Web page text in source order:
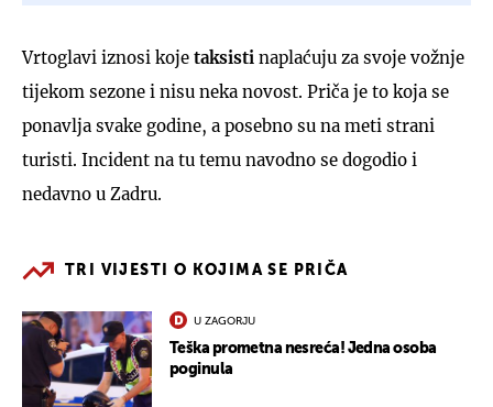
Vrtoglavi iznosi koje taksisti naplaćuju za svoje vožnje
tijekom sezone i nisu neka novost. Priča je to koja se
ponavlja svake godine, a posebno su na meti strani
turisti. Incident na tu temu navodno se dogodio i
nedavno u Zadru.
TRI VIJESTI O KOJIMA SE PRIČA
U ZAGORJU
Teška prometna nesreća! Jedna osoba
poginula